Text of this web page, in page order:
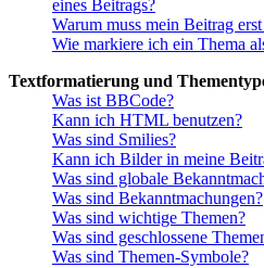
eines Beitrags?
Warum muss mein Beitrag
Wie markiere ich ein Thema
Textformatierung und
Was ist BBCode?
Kann ich HTML benutzen?
Was sind Smilies?
Kann ich Bilder in meine
Was sind globale
Was sind Bekanntmachungen?
Was sind wichtige Themen?
Was sind geschlossene
Was sind Themen-Symbole?